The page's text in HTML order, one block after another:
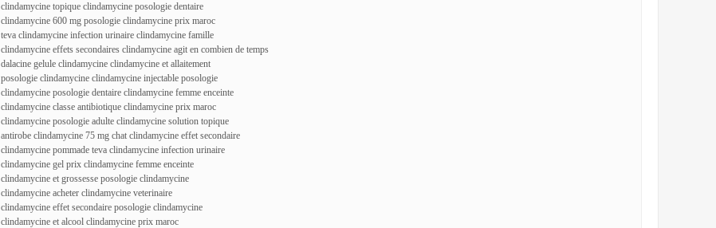
clindamycine topique clindamycine posologie dentaire
clindamycine 600 mg posologie clindamycine prix maroc
teva clindamycine infection urinaire clindamycine famille
clindamycine effets secondaires clindamycine agit en combien de temps
dalacine gelule clindamycine clindamycine et allaitement
posologie clindamycine clindamycine injectable posologie
clindamycine posologie dentaire clindamycine femme enceinte
clindamycine classe antibiotique clindamycine prix maroc
clindamycine posologie adulte clindamycine solution topique
antirobe clindamycine 75 mg chat clindamycine effet secondaire
clindamycine pommade teva clindamycine infection urinaire
clindamycine gel prix clindamycine femme enceinte
clindamycine et grossesse posologie clindamycine
clindamycine acheter clindamycine veterinaire
clindamycine effet secondaire posologie clindamycine
clindamycine et alcool clindamycine prix maroc